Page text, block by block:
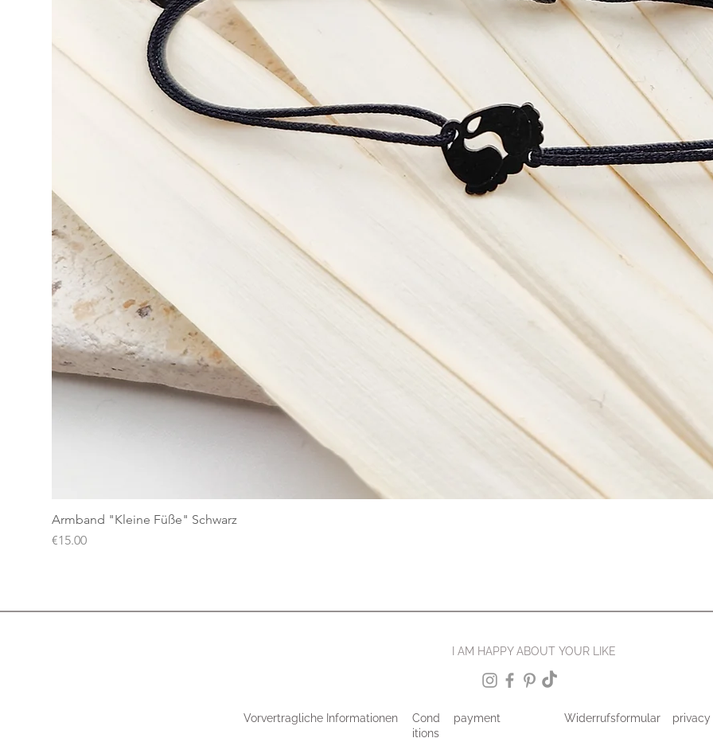
Armband "Kleine Füße" Schwarz
Price
€15.00
I AM HAPPY ABOUT YOUR LIKE
Vorvertragliche Informationen
Cond
itions
payment Widerrufsformular privacy